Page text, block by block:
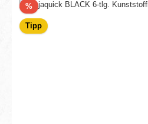
%Rabatt
Tipp